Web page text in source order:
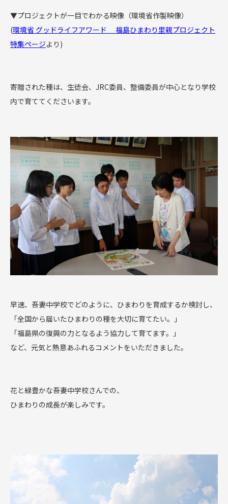
▼プロジェクトが一目でわかる映像（環境省作製映像）
(環境省 グッドライフアワード 福島ひまわり里親プロジェクト
特集ページより)
寄贈された種は、生徒会、JRC委員、整備委員が中心となり学校
内で育ててくださいます。
早速、吾妻中学校でどのように、ひまわりを育成するか検討し、
「全国から届いたひまわりの種を大切に育てたい。」
「福島県の復興の力となるよう協力して育てます。」
など、元気と熱意あふれるコメントをいただきました。
花と緑豊かな吾妻中学校さんでの、
ひまわりの成長が楽しみです。